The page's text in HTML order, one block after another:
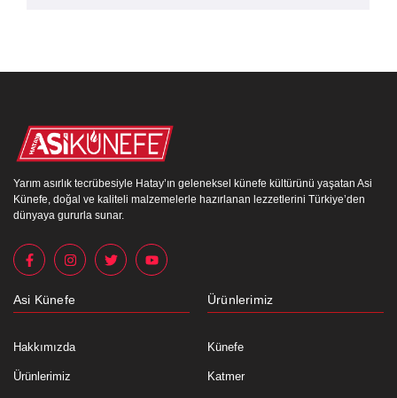
Yarım asırlık tecrübesiyle Hatay’ın geleneksel künefe kültürünü yaşatan Asi
Künefe, doğal ve kaliteli malzemelerle hazırlanan lezzetlerini Türkiye’den
dünyaya gururla sunar.
Asi Künefe
Hakkımızda
Ürünlerimiz
Ürünlerimiz
Künefe
Katmer